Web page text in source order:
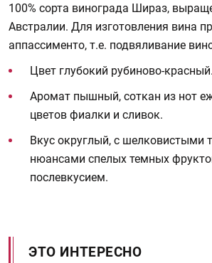
100% сорта винограда Шираз,
Австралии. Для изготовления вина
аппассименто, т.е. подвяливание
Цвет глубокий рубиново-красный.
Аромат пышный, соткан из нот
цветов фиалки и сливок.
Вкус округлый, с шелковистыми
нюансами спелых темных
послевкусием.
ЭТО ИНТЕРЕСНО